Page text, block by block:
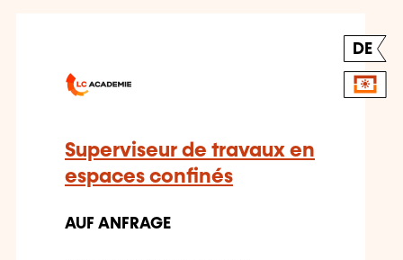
DE
Superviseur de travaux en
espaces confinés
AUF ANFRAGE